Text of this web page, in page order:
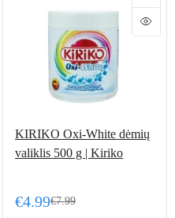
KIRIKO Oxi-White dėmių
valiklis 500 g | Kiriko
€7.99
Original price was:
€4.99
Current price is: €4.99.